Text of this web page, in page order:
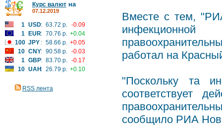
Курс валют на
07.12.2019
1 USD: 63.72 р. -0.09
1
EUR: 70.76 р. +0.04
100 JPY : 58.66 р. +0.05
10 CNY: 90.58 р. -0.03
1 GBP: 83.70 р. -0.17
10 UAH: 26.79 р. +0.10
RSS лента
Вместе с тем,
работал на
"Поскольку та
соответствует
сообщило РИА